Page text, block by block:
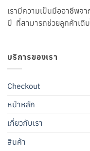
เรามีความเป็นมืออาชีพจ
ปี ที่สามารถช่วยลูกค้าเติ
บริการของเรา
Checkout
หน้าหลัก
เกี่ยวกับเรา
สินค้า